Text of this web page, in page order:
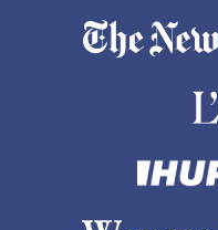
Hôtels en Midi Pyrénées
Hôtels en Ariège
Hôtels aux Pays-Bas